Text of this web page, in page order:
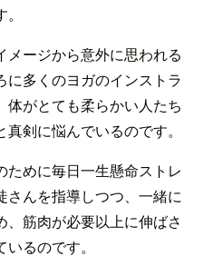
メージから意外に思われる
多くのヨガのインストラ
体がとても柔らかい人たち
剣に悩んでいるのです。
めに毎日一生懸命ストレ
さんを指導しつつ、一緒に
筋肉が必要以上に伸ばさ
るのです。